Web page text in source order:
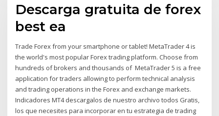
Descarga gratuita de forex
best ea
Trade Forex from your smartphone or tablet! MetaTrader 4 is
the world's most popular Forex trading platform. Choose from
hundreds of brokers and thousands of MetaTrader 5 is a free
application for traders allowing to perform technical analysis
and trading operations in the Forex and exchange markets.
Indicadores MT4 descargalos de nuestro archivo todos Gratis,
los que necesites para incorporar en tu estrategia de trading